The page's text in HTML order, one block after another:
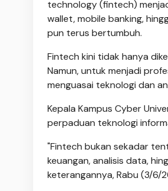
technology (fintech)
wallet, mobile banking,
pun terus bertumbuh.
Fintech kini tidak hanya
Namun, untuk menjadi
menguasai teknologi dan
Kepala Kampus Cyber
perpaduan teknologi
"Fintech bukan sekadar
keuangan, analisis data,
keterangannya, Rabu (3/6/